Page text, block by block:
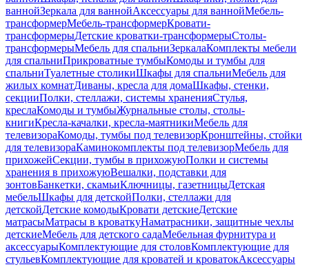
ваннойЗеркала для ваннойАксессуары для ваннойМебель-
трансформерМебель-трансформерКровати-
трансформерыДетские кроватки-трансформерыСтолы-
трансформерыМебель для спальниЗеркалаКомплекты мебели
для спальниПрикроватные тумбыКомоды и тумбы для
спальниТуалетные столикиШкафы для спальниМебель для
жилых комнатДиваны, кресла для домаШкафы, стенки,
секцииПолки, стеллажи, системы храненияСтулья,
креслаКомоды и тумбыЖурнальные столы, столы-
книгиКресла-качалки, кресла-маятникиМебель для
телевизораКомоды, тумбы под телевизорКронштейны, стойки
для телевизораКаминокомплекты под телевизорМебель для
прихожейСекции, тумбы в прихожуюПолки и системы
хранения в прихожуюВешалки, подставки для
зонтовБанкетки, скамьиКлючницы, газетницыДетская
мебельШкафы для детскойПолки, стеллажи для
детскойДетские комодыКровати детскиеДетские
матрасыМатрасы в кроваткуНаматрасники, защитные чехлы
детскиеМебель для детского садаМебельная фурнитура и
аксессуарыКомплектующие для столовКомплектующие для
стульевКомплектующие для кроватей и кроватокАксессуары